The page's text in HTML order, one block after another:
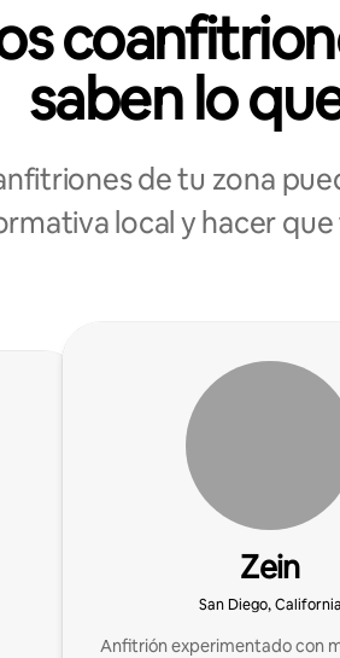
saben lo
de tu zona
local y hacer
Zein
San Diego, California
Anfitrión experimentado con